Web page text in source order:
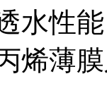
水性
烯薄